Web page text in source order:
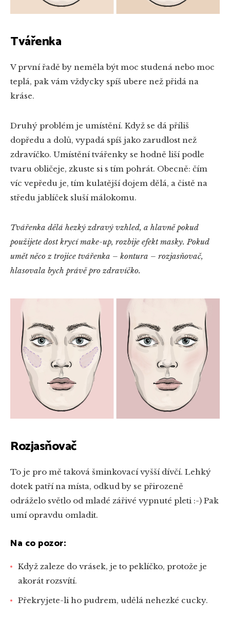
Tvářenka
V první řadě by neměla být moc studená nebo moc
teplá, pak vám vždycky spíš ubere než přidá na
kráse.
Druhý problém je umístění. Když se dá příliš
dopředu a dolů, vypadá spíš jako zarudlost než
zdravíčko. Umístění tvářenky se hodně liší podle
tvaru obličeje, zkuste si s tím pohrát. Obecně: čím
víc vepředu je, tím kulatější dojem dělá, a čistě na
středu jablíček sluší málokomu.
Tvářenka dělá hezký zdravý vzhled, a hlavně pokud
použijete dost krycí make-up, rozbije efekt masky. Pokud
umět něco z trojice tvářenka ­– kontura ­– rozjasňovač,
hlasovala bych právě pro zdravíčko.
Rozjasňovač
To je pro mě taková šminkovací vyšší dívčí. Lehký
dotek patří na místa, odkud by se přirozeně
odráželo světlo od mladé zářivé vypnuté pleti :-) Pak
umí opravdu omladit.
Na co pozor:
Když zaleze do vrásek, je to peklíčko, protože je
akorát rozsvítí.
Překryjete-li ho pudrem, udělá nehezké cucky.